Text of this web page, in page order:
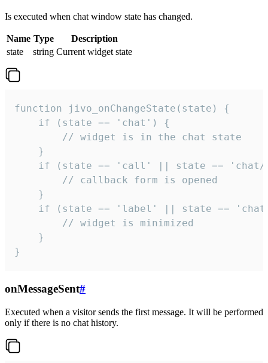
Is executed when chat window state has changed.
Name Type
Description
state
string Current widget state
function jivo_onChangeState(state) {
    if (state == 'chat') {
        // widget is in the chat state
    }
if (state == 'call' || state ==
        // callback form is opened
    }
if (state == 'label' || state ==
        // widget is minimized
    }
}
onMessageSent#
Executed when a visitor sends the first message. It will be performed
only if there is no chat history.